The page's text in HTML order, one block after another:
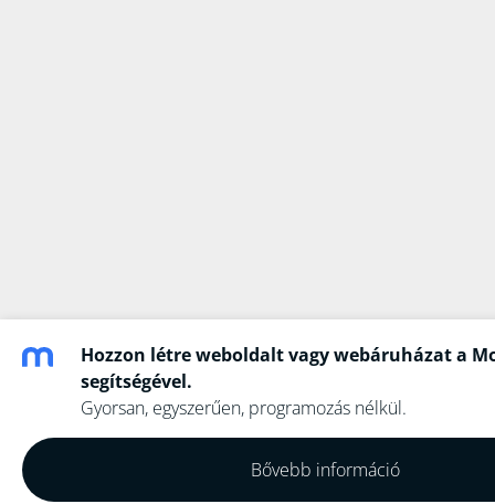
Hozzon létre weboldalt vagy webáruházat a
segítségével.
Gyorsan, egyszerűen, programozás nélkül.
Bővebb információ